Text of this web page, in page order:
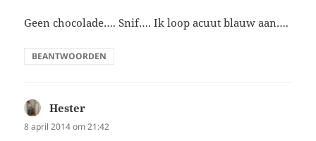
Geen chocolade…. Snif…. Ik loop acuut blauw aan….
BEANTWOORDEN
Hester
8 april 2014 om 21:42